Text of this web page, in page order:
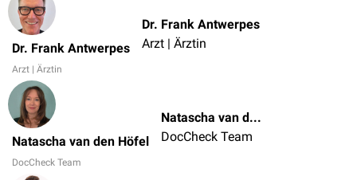
Dr. Frank Antwerpes
Arzt | Ärztin
Dr. Frank Antwerpes
Arzt | Ärztin
Natascha van den Höfel
DocCheck Team
Natascha van den Höfel
DocCheck Team